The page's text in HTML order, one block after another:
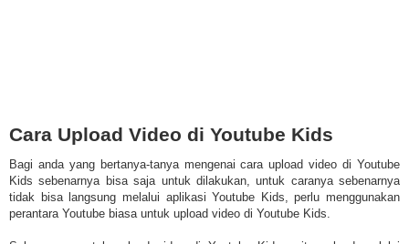
Cara Upload Video di Youtube Kids
Bagi anda yang bertanya-tanya mengenai cara upload video di Youtube
Kids sebenarnya bisa saja untuk dilakukan, untuk caranya sebenarnya
tidak bisa langsung melalui aplikasi Youtube Kids, perlu menggunakan
perantara Youtube biasa untuk upload video di Youtube Kids.